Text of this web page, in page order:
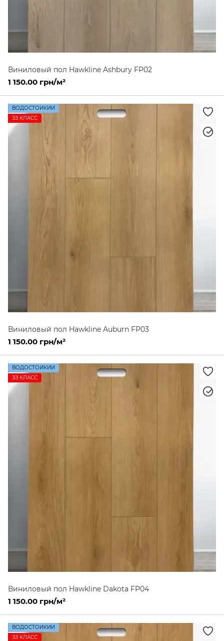
Виниловый пол Hawkline Ashbury FP02
1 150.00 грн/м²
ВОДОСТОЙКИЙ
ЗЗ КЛАСС
Виниловый пол Hawkline Auburn FP03
1 150.00 грн/м²
ВОДОСТОЙКИЙ
ЗЗ КЛАСС
Виниловый пол Hawkline Dakota FP04
1 150.00 грн/м²
ВОДОСТОЙКИЙ
ЗЗ КЛАСС